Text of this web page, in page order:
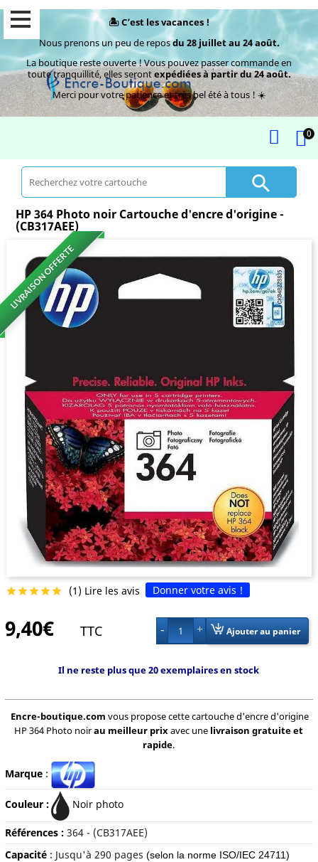
🏝️ C’est les vacances !
Nous prenons un peu de reposdu 28 juillet au 24 août.
La boutique reste ouverte ! Vous pouvez passer commande en
toute tranquillité, elles serontexpédiées à partir du 24 août.
Merci pour votre patience et très bel été à tous ! ☀️
0

HP 364 Photo noir Cartouche d'encre d'origine -
(CB317AEE)
LIVRAISON OFFERTE
 (1) Lire les avis Donner votre avis !
9,40€ TTC 1 Ajouter au panier
Il ne reste plus que 20 exemplaires en stock
Encre-boutique.com vous propose cette cartouche d'encre d'origine
HP 364 Photo noirau meilleur prixavec une livraison gratuite et
rapide.
Marque:
Couleur : Noir photo
Références : 364 - (CB317AEE)
Capacité: Jusqu'à 290 pages (selon la norme ISO/IEC 24711)